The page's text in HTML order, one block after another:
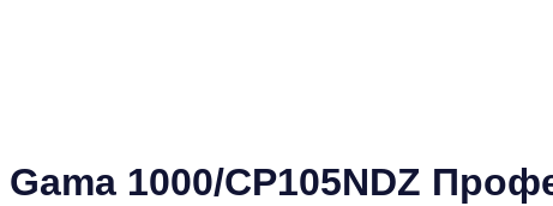
Gama 1000/CP105NDZ